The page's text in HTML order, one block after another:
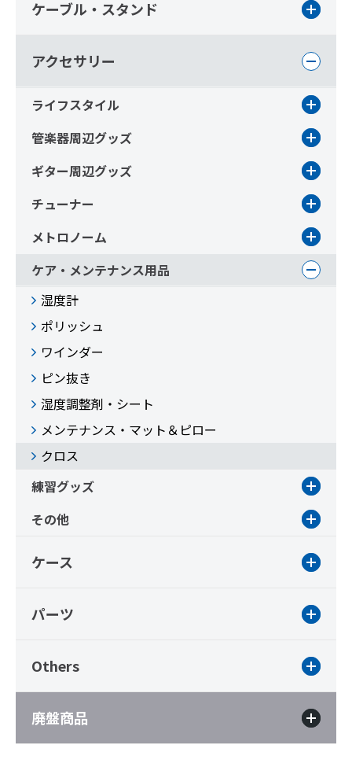
ケーブル・スタンド
アクセサリー
ライフスタイル
管楽器周辺グッズ
ギター周辺グッズ
チューナー
メトロノーム
ケア・メンテナンス用品
湿度計
ポリッシュ
ワインダー
ピン抜き
湿度調整剤・シート
メンテナンス・マット＆ピロー
クロス
練習グッズ
その他
ケース
パーツ
Others
廃盤商品